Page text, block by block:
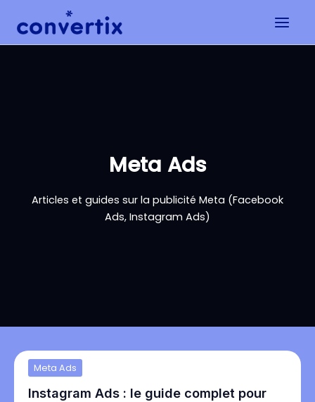
contenu
Meta Ads
Articles et guides sur la publicité Meta (Facebook
Ads, Instagram Ads)
Meta Ads
Instagram Ads : le guide complet pour